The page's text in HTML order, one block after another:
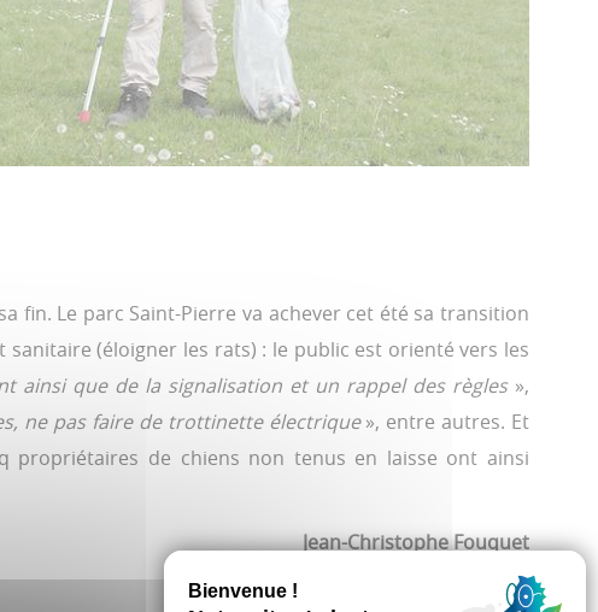
fin. Le parc Saint-Pierre va achever cet été sa transition
(éloigner les rats) : le public est orienté vers les
ainsi que de la signalisation et un rappel des règles»,
ne pas faire de trottinette électrique», entre autres. Et
propriétaires de chiens non tenus en laisse ont ainsi
Jean-Christophe Fouquet